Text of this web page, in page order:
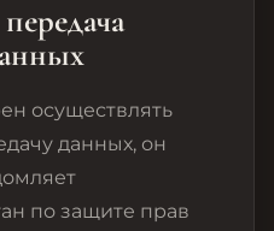
осуществлять
данных, он
по защите прав